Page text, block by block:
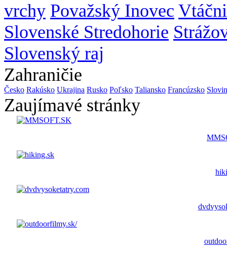
vrchy Považský Inovec
Slovenské Stredohorie
Slovenský raj
Zahraničie
Česko Rakúsko Ukrajina Rusko Poľsko Taliansko Francúzsko
Zaujímavé stránky